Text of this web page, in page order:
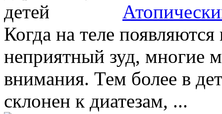
Когда на теле
неприятный зуд, многие
внимания. Тем более в
склонен к диатезам, ...